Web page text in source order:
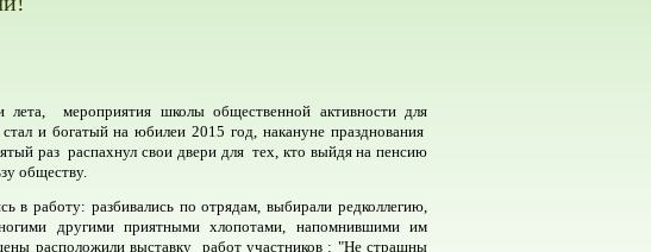
мероприятия школы общественной активности для
и богатый на юбилеи 2015 год, накануне празднования
раз распахнул свои двери для тех, кто выйдя на пенсию
обществу.
в работу: разбивались по отрядам, выбирали редколлегию,
другими приятными хлопотами, напомнившими им
расположили выставку работ участников : "Не страшны